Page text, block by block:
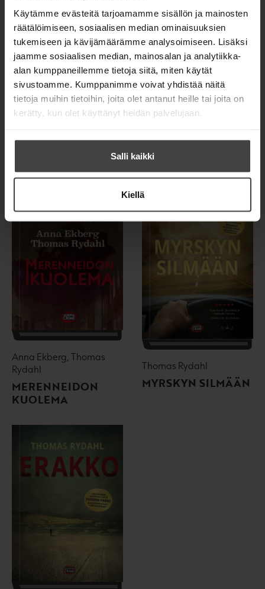
Käytämme evästeitä tarjoamamme sisällön ja mainosten
räätälöimiseen, sosiaalisen median ominaisuuksien
tukemiseen ja kävijämäärämme analysoimiseen. Lisäksi
jaamme sosiaalisen median, mainosalan ja analytiikka-
alan kumppaneillemme tietoja siitä, miten käytät
sivustoamme. Kumppanimme voivat yhdistää näitä
tietoja muihin tietoihin, joita olet antanut heille tai joita on
kerätty, kun olet käyttänyt heidän palvelujaan.
Salli kaikki
Kiellä
Kirjan tiedot
Kirjan kuvapankkikuvat
MUUT TEOKSET
Anna Ekberg, Thomas
Rydahl
MERENNEIDON
KUOLEMA
Thomas Rydahl
MYRSKYN SILMÄÄN